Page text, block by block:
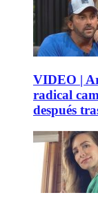
VIDEO |
radical
después